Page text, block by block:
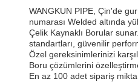
WANGKUN PIPE, Çin'de
numarası Welded altında
Çelik Kaynaklı Borular
standartları, güvenilir
Özel gereksinimlerinizi
Boru çözümlerini
En az 100 adet sipariş